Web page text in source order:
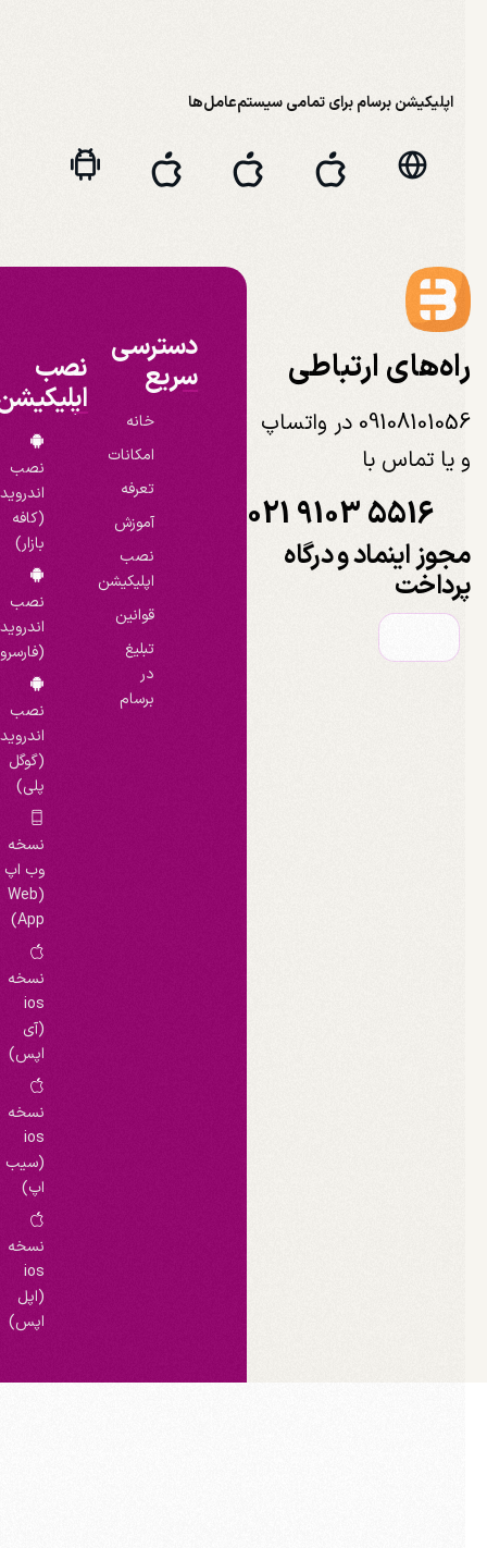
اپلیکیشن برسام برای تمامی سیستم‌عامل‌ها
ارتباطی
09108101056 در واتساپ
یا تماس با
021 9103 5516
اینماد و درگاه
دسترسی
سریع
خانه
امکانات
تعرفه
آموزش
نصب
اپلیکیشن
قوانین
تبلیغ
برسام
نصب
اپلیکیشن
نصب
اندروید
(کافه
بازار)
نصب
اندروید
(فارسروید)
نصب
اندروید
(گوگل
پلی)
نسخه
وب اپ
(Web
App)
نسخه
اپس)
نسخه
(سیب
اپ)
نسخه
(اپل
اپس)